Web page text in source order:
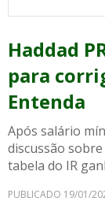
Haddad
para
Entenda
Após salário
discussão
tabela do IR
PUBLICADO 19/01/